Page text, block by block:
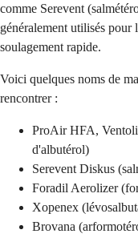
comme Serevent
généralement utilisés
soulagement rapide.
Voici quelques noms de
rencontrer :
ProAir HFA,
d'albutérol)
Serevent Diskus
Foradil Aerolizer
Xopenex
Brovana